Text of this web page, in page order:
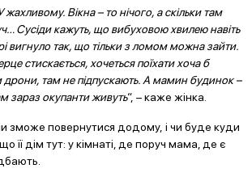
жахливому. Вікна – то нічого, а скільки там
Сусіди кажуть, що вибуховою хвилею навіть
вигнуло так, що тільки з ломом можна зайти.
стискається, хочеться поїхати хоча б
дрони, там не підпускають. А мамин будинок –
зараз окупанти живуть“, – каже жінка.
зможе повернутися додому, і чи буде куди
її дім тут: у кімнаті, де поруч мама, де є